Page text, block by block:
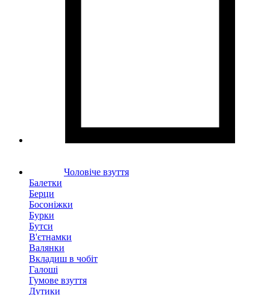
Чоловіче взуття
Балетки
Берци
Босоніжки
Бурки
Бутси
В'єтнамки
Валянки
Вкладиш в чобіт
Галоші
Гумове взуття
Дутики